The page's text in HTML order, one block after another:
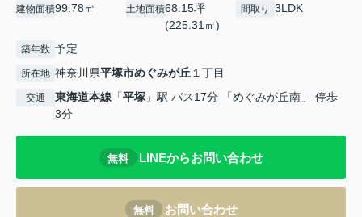
建物面積99.78㎡ 土地面積68.15坪
(225.31㎡)
間取り 3LDK
築年数 予定
所在地 神奈川県平塚市めぐみが丘１丁目
交通 東海道本線 「平塚 」駅 バス17分 「めぐみが丘南」 停歩
3分
無料 LINEからお問い合わせ
無料 お問い合わせ